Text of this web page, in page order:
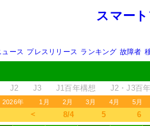
スマー
ュース プレスリリース ランキング 故障者
J2 J3 J1百年構想 J2・J3百
2026年 1月 2月 3月 4月 5月
＜ 8/4 5 6